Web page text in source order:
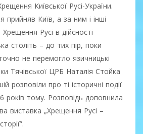
Київської Русі-України.
Київ, а за ним і інші
Русі в дійсності
століть – до тих пір, поки
не перемогло язичницькі
Тячівської ЦРБ Наталія Стойка
розповіли про ті історичні події
років тому. Розповідь доповнила
виставка „Хрещення Русі –